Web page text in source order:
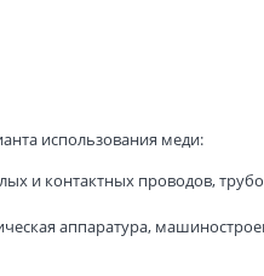
использования меди:
и контактных проводов,
аппаратура,